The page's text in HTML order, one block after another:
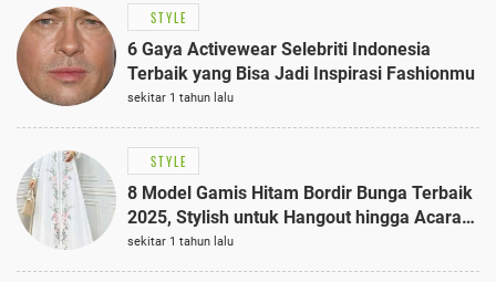
STYLE
6 Gaya Activewear Selebriti Indonesia
Terbaik yang Bisa Jadi Inspirasi Fashionmu
sekitar 1 tahun lalu
STYLE
8 Model Gamis Hitam Bordir Bunga Terbaik
2025, Stylish untuk Hangout hingga Acara
Semi-Formal
sekitar 1 tahun lalu